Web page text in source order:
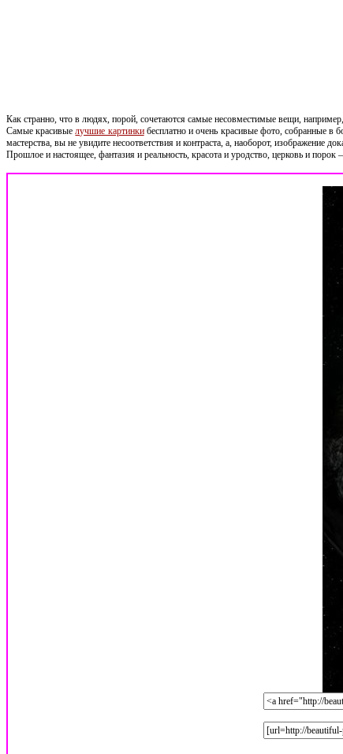
Как странно, что в людях, порой, сочетаются самые несовместимые вещи,
Самые красивыелучшие картинкибесплатно и очень красивые фото, собранные в
мастерства, вы не увидите несоответствия и контраста, а, наоборот, изображение
Прошлое и настоящее, фантазия и реальность, красота и уродство, церковь и